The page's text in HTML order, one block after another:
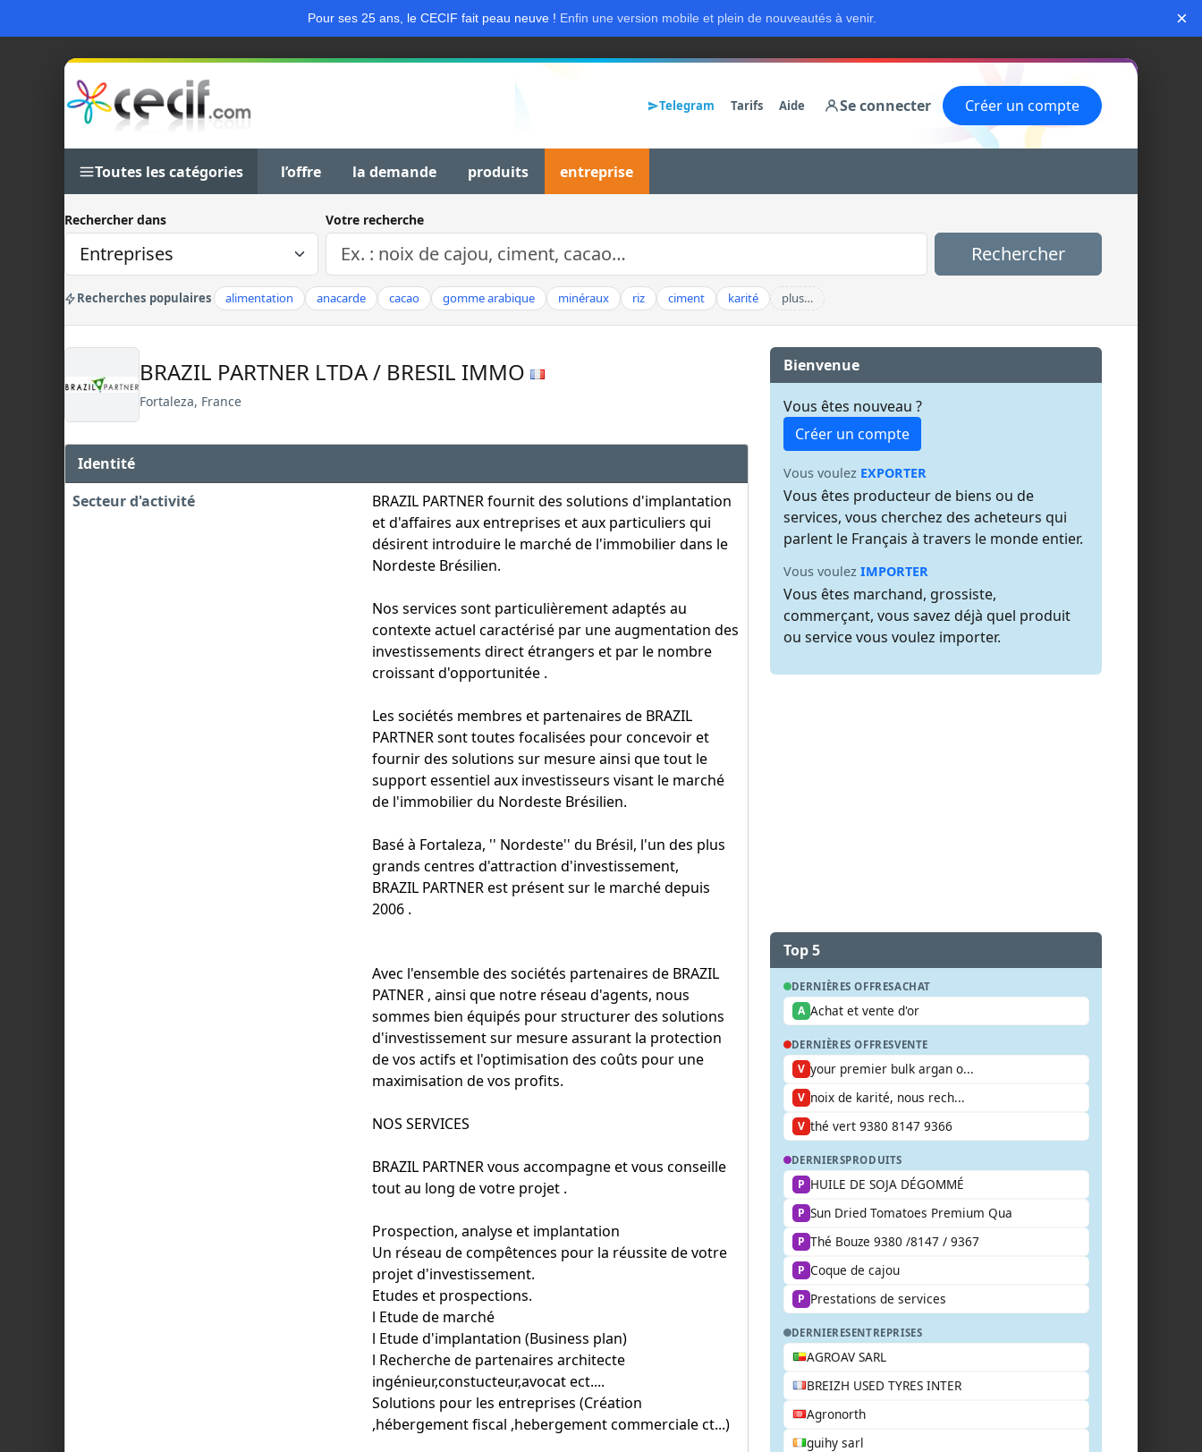
Pour ses 25 ans, le CECIF fait peau neuve ! Enfin une version mobile et plein de nouveautés à venir. ×
Telegram Tarifs Aide Se connecter Créer un compte
Toutes les catégories l’offre la demande produits entreprise
Rechercher dans Votre recherche
Rechercher
Recherches populaires alimentation anacarde cacao gomme arabique minéraux riz ciment karité plus…
BRAZIL PARTNER LTDA / BRESIL IMMO
Fortaleza, France
Identité
Secteur d'activité
BRAZIL PARTNER fournit des solutions d'implantation
et d'affaires aux entreprises et aux particuliers qui
désirent introduire le marché de l'immobilier dans le
Nordeste Brésilien.
Nos services sont particulièrement adaptés au
contexte actuel caractérisé par une augmentation des
investissements direct étrangers et par le nombre
croissant d'opportunitée .
Les sociétés membres et partenaires de BRAZIL
PARTNER sont toutes focalisées pour concevoir et
fournir des solutions sur mesure ainsi que tout le
support essentiel aux investisseurs visant le marché
de l'immobilier du Nordeste Brésilien.
Basé à Fortaleza, '' Nordeste'' du Brésil, l'un des plus
grands centres d'attraction d'investissement,
BRAZIL PARTNER est présent sur le marché depuis
2006 .
Avec l'ensemble des sociétés partenaires de BRAZIL
PATNER , ainsi que notre réseau d'agents, nous
sommes bien équipés pour structurer des solutions
d'investissement sur mesure assurant la protection
de vos actifs et l'optimisation des coûts pour une
maximisation de vos profits.
NOS SERVICES
BRAZIL PARTNER vous accompagne et vous conseille
tout au long de votre projet .
Prospection, analyse et implantation
Un réseau de compêtences pour la réussite de votre
projet d'investissement.
Etudes et prospections.
l Etude de marché
l Etude d'implantation (Business plan)
l Recherche de partenaires architecte
ingénieur,constucteur,avocat ect....
Solutions pour les entreprises (Création
,hébergement fiscal ,hebergement commerciale ct...)
Bienvenue
Vous êtes nouveau ?
Créer un compte
Vous voulez EXPORTER
Vous êtes producteur de biens ou de
services, vous cherchez des acheteurs qui
parlent le Français à travers le monde entier.
Vous voulez IMPORTER
Vous êtes marchand, grossiste,
commerçant, vous savez déjà quel produit
ou service vous voulez importer.
Top 5
DERNIÈRES OFFRESACHAT
A Achat et vente d'or
DERNIÈRES OFFRESVENTE
V your premier bulk argan o...
V noix de karité, nous rech...
V thé vert 9380 8147 9366
DERNIERSPRODUITS
P HUILE DE SOJA DÉGOMMÉ
P Sun Dried Tomatoes Premium Qua
P Thé Bouze 9380 /8147 / 9367
P Coque de cajou
P Prestations de services
DERNIERESENTREPRISES
AGROAV SARL
BREIZH USED TYRES INTER
Agronorth
guihy sarl